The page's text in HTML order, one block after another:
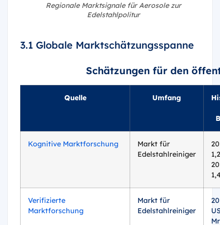
Regionale Marktsignale für Aerosole zur
Edelstahlpolitur
3.1 Globale Marktschätzungsspanne
Schätzungen für den
Quelle Umfang
Kognitive Marktforschung
Markt für
Edelstahlreiniger
Verifizierte
Marktforschung
Markt für
Edelstahlreiniger